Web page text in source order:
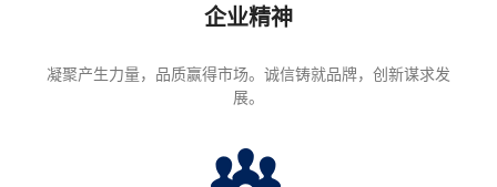
企业精神
凝聚产生力量，品质赢得市场。诚信铸就品牌，创新谋求发
展。